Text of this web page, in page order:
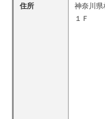
住所
神奈川
１Ｆ